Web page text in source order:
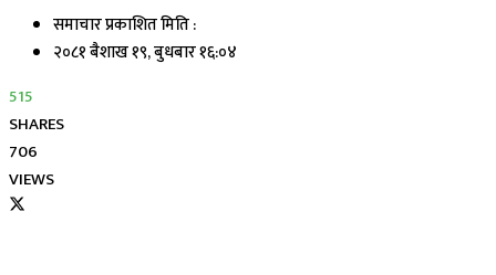
समाचार प्रकाशित मिति :
२०८१ बैशाख १९, बुधबार १६:०४
515
SHARES
706
VIEWS